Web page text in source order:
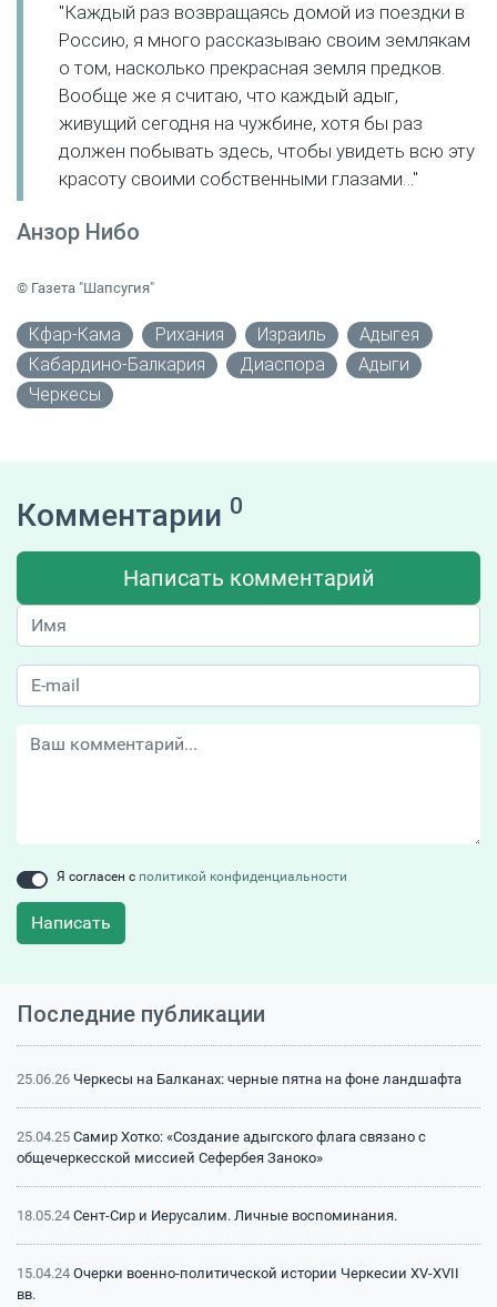
"Каждый раз возвращаясь домой из поездки в
Россию, я много рассказываю своим землякам
о том, насколько прекрасная земля предков.
Вообще же я считаю, что каждый адыг,
живущий сегодня на чужбине, хотя бы раз
должен побывать здесь, чтобы увидеть всю эту
красоту своими собственными глазами…"
Анзор Нибо
© Газета "Шапсугия"
Кфар-Кама Рихания Израиль
Адыгея
Кабардино-Балкария
Диаспора
Адыги
Черкесы
Комментарии 0
Написать комментарий
Я согласен с политикой конфиденциальности
Написать
Последние публикации
25.06.26 Черкесы на Балканах: черные пятна на фоне ландшафта
25.04.25 Самир Хотко: «Создание адыгского флага связано с
общечеркесской миссией Сефербея Заноко»
18.05.24 Сент-Сир и Иерусалим. Личные воспоминания.
15.04.24 Очерки военно-политической истории Черкесии XV-XVII
вв.